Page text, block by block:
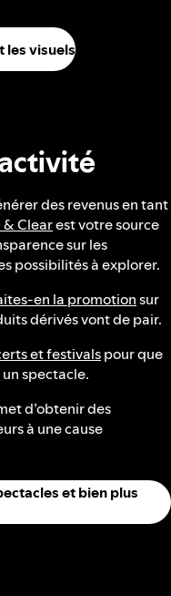
les visuels
des revenus en tant
& Clearest votre source
sur les
possibilités à explorer.
en la promotionsur
dérivés vont de pair.
et festivalspour que
spectacle.
d’obtenir des
à une cause
et bien plus